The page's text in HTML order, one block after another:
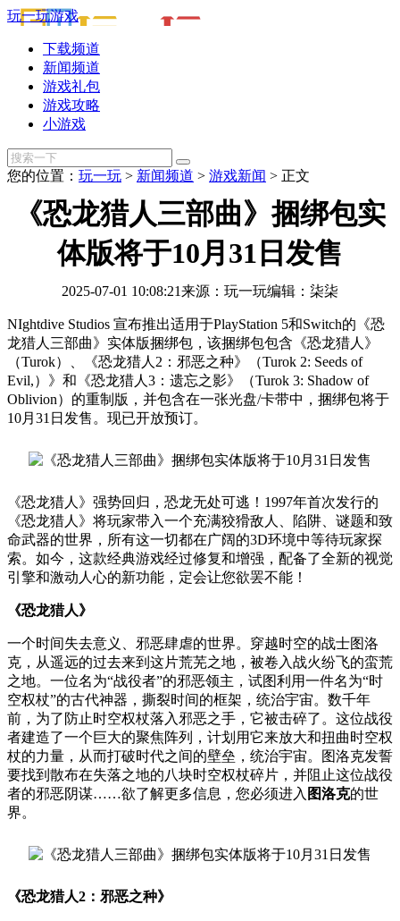
玩一玩游戏
下载频道
新闻频道
游戏礼包
游戏攻略
小游戏
您的位置： 玩一玩 > 新闻频道 > 游戏新闻 > 正文
《恐龙猎人三部曲》捆绑包实
体版将于10月31日发售
2025-07-01 10:08:21来源：玩一玩编辑：柒柒
NIghtdive Studios 宣布推出适用于PlayStation 5和Switch的《恐
龙猎人三部曲》实体版捆绑包，该捆绑包包含《恐龙猎人》
（Turok）、《恐龙猎人2：邪恶之种》（Turok 2: Seeds of
Evil,）》和《恐龙猎人3：遗忘之影》（Turok 3: Shadow of
Oblivion）的重制版，并包含在一张光盘/卡带中，捆绑包将于
10月31日发售。现已开放预订。
《恐龙猎人》强势回归，恐龙无处可逃！1997年首次发行的
《恐龙猎人》将玩家带入一个充满狡猾敌人、陷阱、谜题和致
命武器的世界，所有这一切都在广阔的3D环境中等待玩家探
索。如今，这款经典游戏经过修复和增强，配备了全新的视觉
引擎和激动人心的新功能，定会让您欲罢不能！
《恐龙猎人》
一个时间失去意义、邪恶肆虐的世界。穿越时空的战士图洛
克，从遥远的过去来到这片荒芜之地，被卷入战火纷飞的蛮荒
之地。一位名为“战役者”的邪恶领主，试图利用一件名为“时
空权杖”的古代神器，撕裂时间的框架，统治宇宙。数千年
前，为了防止时空权杖落入邪恶之手，它被击碎了。这位战役
者建造了一个巨大的聚焦阵列，计划用它来放大和扭曲时空权
杖的力量，从而打破时代之间的壁垒，统治宇宙。图洛克发誓
要找到散布在失落之地的八块时空权杖碎片，并阻止这位战役
者的邪恶阴谋……欲了解更多信息，您必须进入 图洛克的世
界。
《恐龙猎人2：邪恶之种》